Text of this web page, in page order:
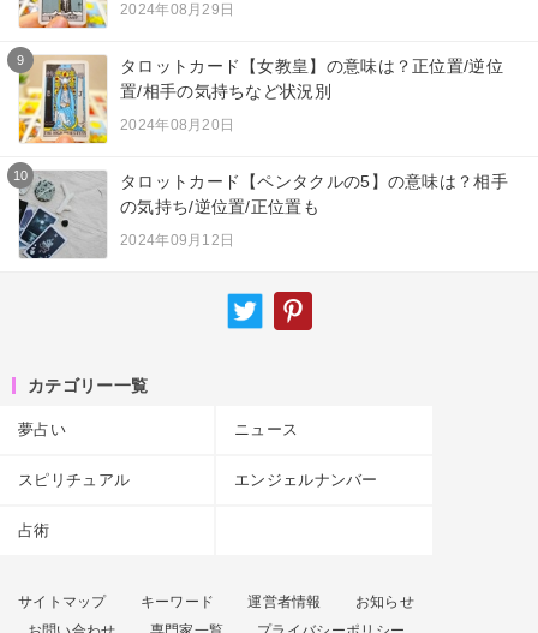
2024年08月29日
9
タロットカード【女教皇】の意味は？正位置/逆位
置/相手の気持ちなど状況別
2024年08月20日
10
タロットカード【ペンタクルの5】の意味は？相手
の気持ち/逆位置/正位置も
2024年09月12日
カテゴリー一覧
夢占い ニュース
スピリチュアル エンジェルナンバー
占術
サイトマップ キーワード 運営者情報
お知らせ